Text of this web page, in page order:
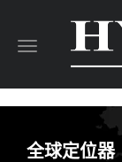
Toggle
全球定位器